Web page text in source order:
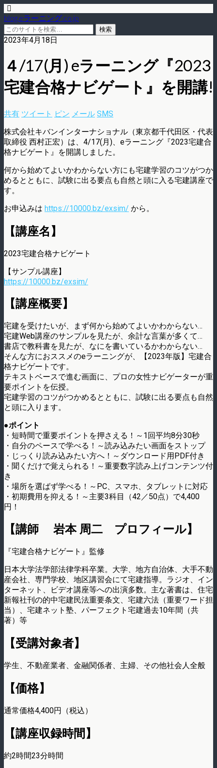
blog.eラーニング.co.jp
2023年4月18日
４/17(月) eラーニング『2023
宅建合格ナビゲート』を開講!
共有 ツイート ピン メール SMS
株式会社キバンインターナショナル（東京都千代田区・代表
取締役 西村正宏）は、4/17(月)、eラーニング『2023宅建合
格ナビゲート』を開講しました。
何から始めてよいかわからない方にも宅建学習のコツがつか
めるとともに、試験に出る要点も自然と頭に入る宅建講座で
す。
お申込みは https://10000.bz/exsim/ から。
【講座名】
2023宅建合格ナビゲート
【サンプル講座】
https://10000.bz/exsim/
【講座概要】
宅建を受けたいが、まず何から始めてよいかわからない…
宅建Web講座のサンプルを見たが、余計な言葉が多くて…
書店で教科書を見たが、なにを書いているかわからない…
そんな方におススメのeラーニングが、【2023年版】宅建合
格ナビゲートです。
テキストベースで進む画面に、プロの女性ナビゲーターが重
要ポイントを伝授。
宅建学習のコツがつかめるとともに、試験に出る要点も自然
と頭に入ります。
●ポイント
・短時間で重要ポイントを押さえる！～1回平均8分30秒
・自分のペースで学べる！～読み込みたい画面をストップ
・じっくり読み込みたい方へ！～ダウンロード用PDF付き
・聞くだけで覚えられる！～重要数字読み上げコンテンツ付
き
・場所を選ばず学べる！～PC、スマホ、タブレットに対応
・初期費用を抑える！～主要3科目（42／50点）で4,400
円！
【講師 岩本 周二 プロフィール】
『宅建合格ナビゲート』監修
日本大学法学部法律学科卒業。大学、地方自治体、大手不動
産会社、専門学校、地区講習会にて宅建指導。ラジオ、イン
ターネット、ビデオ講座等への出演多数。主な著書は、住宅
新報社刊の的中宅建民法重要条文、宅建六法（重要ワード担
当）、宅建ネット塾、パーフェクト宅建過去10年間（共
著）等
【受講対象者】
学生、不動産業者、金融関係者、主婦、その他社会人全般
【価格】
通常価格4,400円（税込）
【講座収録時間】
約2時間23分時間